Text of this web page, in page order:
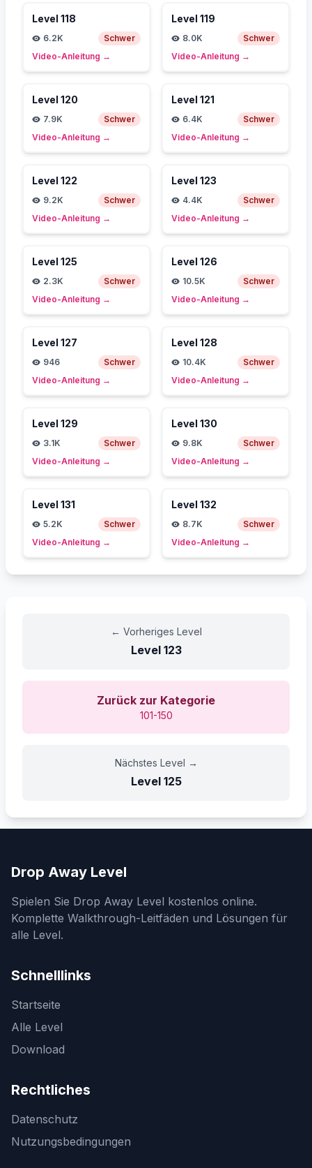
Level 118
6.2K
Schwer
Video-Anleitung →
Level 119
8.0K
Schwer
Video-Anleitung →
Level 120
7.9K
Schwer
Video-Anleitung →
Level 121
6.4K
Schwer
Video-Anleitung →
Level 122
9.2K
Schwer
Video-Anleitung →
Level 123
4.4K
Schwer
Video-Anleitung →
Level 125
2.3K
Schwer
Video-Anleitung →
Level 126
10.5K
Schwer
Video-Anleitung →
Level 127
946
Schwer
Video-Anleitung →
Level 128
10.4K
Schwer
Video-Anleitung →
Level 129
3.1K
Schwer
Video-Anleitung →
Level 130
9.8K
Schwer
Video-Anleitung →
Level 131
5.2K
Schwer
Video-Anleitung →
Level 132
8.7K
Schwer
Video-Anleitung →
← Vorheriges Level
Level 123
Zurück zur Kategorie
101-150
Nächstes Level →
Level 125
Drop Away Level
Spielen Sie Drop Away Level kostenlos online.
Komplette Walkthrough-Leitfäden und Lösungen für
alle Level.
Schnelllinks
Startseite
Alle Level
Download
Rechtliches
Datenschutz
Nutzungsbedingungen